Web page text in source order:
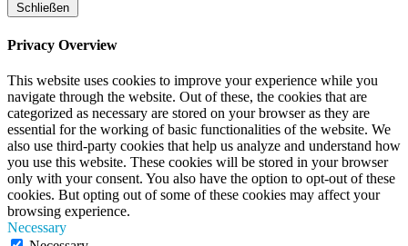
Schließen
Privacy Overview
This website uses cookies to improve your experience while you
navigate through the website. Out of these, the cookies that are
categorized as necessary are stored on your browser as they are
essential for the working of basic functionalities of the website. We
also use third-party cookies that help us analyze and understand how
you use this website. These cookies will be stored in your browser
only with your consent. You also have the option to opt-out of these
cookies. But opting out of some of these cookies may affect your
browsing experience.
Necessary